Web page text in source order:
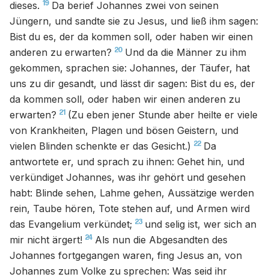
dieses. 19 Da berief Johannes zwei von seinen
Jüngern, und sandte sie zu Jesus, und ließ ihm sagen:
Bist du es, der da kommen soll, oder haben wir einen
anderen zu erwarten? 20 Und da die Männer zu ihm
gekommen, sprachen sie: Johannes, der Täufer, hat
uns zu dir gesandt, und lässt dir sagen: Bist du es, der
da kommen soll, oder haben wir einen anderen zu
erwarten? 21 (Zu eben jener Stunde aber heilte er viele
von Krankheiten, Plagen und bösen Geistern, und
vielen Blinden schenkte er das Gesicht.) 22 Da
antwortete er, und sprach zu ihnen: Gehet hin, und
verkündiget Johannes, was ihr gehört und gesehen
habt: Blinde sehen, Lahme gehen, Aussätzige werden
rein, Taube hören, Tote stehen auf, und Armen wird
das Evangelium verkündet; 23 und selig ist, wer sich an
mir nicht ärgert! 24 Als nun die Abgesandten des
Johannes fortgegangen waren, fing Jesus an, von
Johannes zum Volke zu sprechen: Was seid ihr